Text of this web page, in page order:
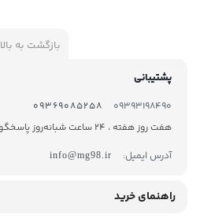
بازگشت به بالا
پشتیبانی
09393198490
09369085258
هفت روز هفته ، 24 ساعت شبانه‌روز پاسخگوی شما هستیم.
آدرس ایمیل:
info@mg98.ir
راهنمای خرید